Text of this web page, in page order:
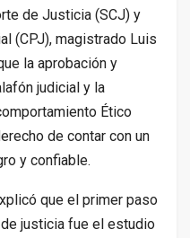
de Justicia (SCJ) y
(CPJ), magistrado Luis
la aprobación y
judicial y la
Ético
de contar con un
y confiable.
que el primer paso
justicia fue el estudio